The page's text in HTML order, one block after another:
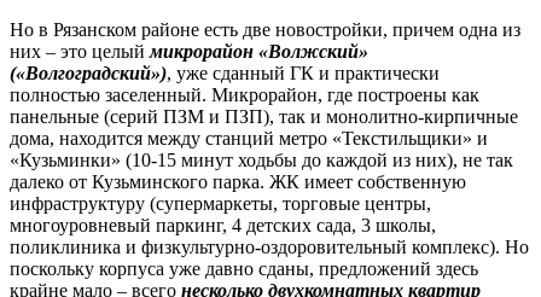
Но в Рязанском районе есть две новостройки, причем одна из
них – это целыймикрорайон «Волжский»
(«Волгоградский»), уже сданный ГК и практически
полностью заселенный. Микрорайон, где построены как
панельные (серий ПЗМ и ПЗП), так и монолитно-кирпичные
дома, находится между станций метро «Текстильщики» и
«Кузьминки» (10-15 минут ходьбы до каждой из них), не так
далеко от Кузьминского парка. ЖК имеет собственную
инфраструктуру (супермаркеты, торговые центры,
многоуровневый паркинг, 4 детских сада, 3 школы,
поликлиника и физкультурно-оздоровительный комплекс). Но
поскольку корпуса уже давно сданы, предложений здесь
крайне мало – всего несколько двухкомнатных квартир